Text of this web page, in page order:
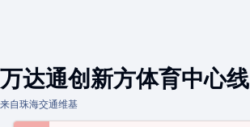
万达通创新方体育中心线
来自珠海交通维基